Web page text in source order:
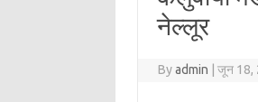
नेल्लूर
Byadmin जून 18,